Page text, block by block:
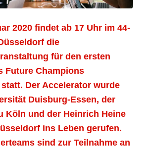
2020 findet ab 17 Uhr im 44-
die
für den ersten
Future Champions
Der Accelerator wurde
Duisburg-Essen, der
Köln und der Heinrich Heine
ins Leben gerufen.
sind zur Teilnahme an